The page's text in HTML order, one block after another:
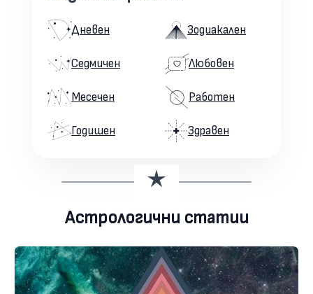
Дневен
Седмичен
Месечен
Годишен
Зодиакален
Любовен
Работен
Здравен
Астрологични статии